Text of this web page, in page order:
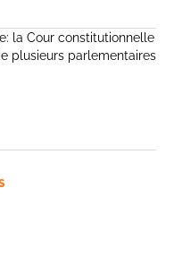
la Cour constitutionnelle
plusieurs parlementaires